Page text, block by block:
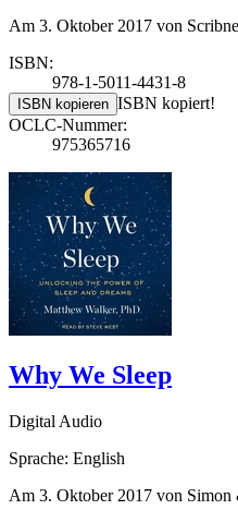
Am 3. Oktober 2017 von
ISBN:
978-1-5011-4431-8
ISBN kopieren ISBN kopiert!
OCLC-Nummer:
975365716
Why We Sleep
Digital Audio
Sprache: English
Am 3. Oktober 2017 von